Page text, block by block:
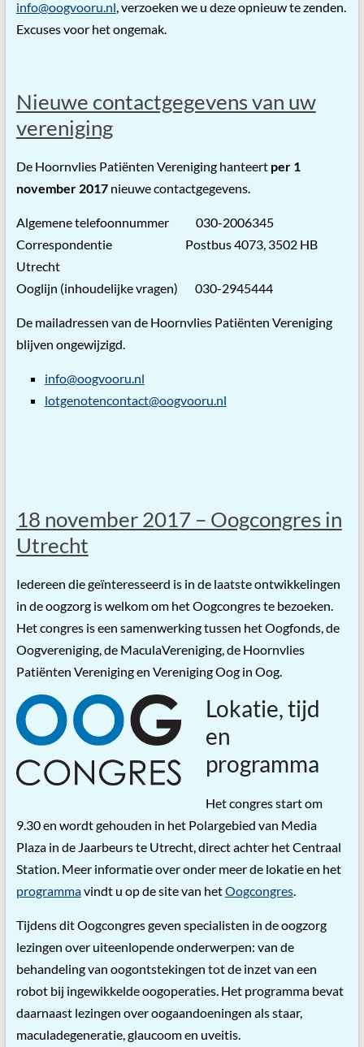
info@oogvooru.nl, verzoeken we u deze opnieuw te zenden.
Excuses voor het ongemak.
Nieuwe contactgegevens van uw
vereniging
De Hoornvlies Patiënten Vereniging hanteert per 1
november 2017nieuwe contactgegevens.
Algemene telefoonnummer 030-2006345
Correspondentie Postbus 4073, 3502 HB
Utrecht
Ooglijn (inhoudelijke vragen) 030-2945444
De mailadressen van de Hoornvlies Patiënten Vereniging
blijven ongewijzigd.
info@oogvooru.nl
lotgenotencontact@oogvooru.nl
18 november 2017 – Oogcongres in
Utrecht
Iedereen die geïnteresseerd is in de laatste ontwikkelingen
in de oogzorg is welkom om het Oogcongres te bezoeken.
Het congres is een samenwerking tussen het Oogfonds, de
Oogvereniging, de MaculaVereniging, de Hoornvlies
Patiënten Vereniging en Vereniging Oog in Oog.
Lokatie, tijd
en
programma
Het congres start om
9.30 en wordt gehouden in het Polargebied van Media
Plaza in de Jaarbeurs te Utrecht, direct achter het Centraal
Station. Meer informatie over onder meer de lokatie en het
programmavindt u op de site van hetOogcongres.
Tijdens dit Oogcongres geven specialisten in de oogzorg
lezingen over uiteenlopende onderwerpen: van de
behandeling van oogontstekingen tot de inzet van een
robot bij ingewikkelde oogoperaties. Het programma bevat
daarnaast lezingen over oogaandoeningen als staar,
maculadegeneratie, glaucoom en uveitis.